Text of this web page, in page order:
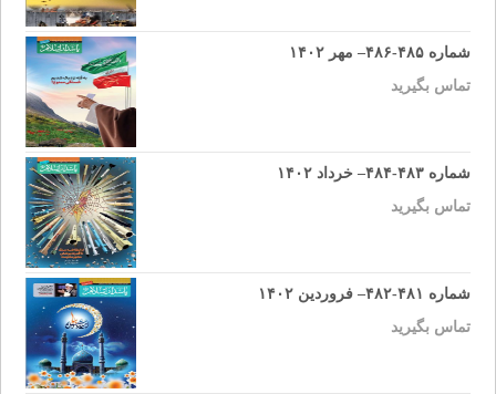
شماره ۴۸۵-۴۸۶– مهر ۱۴۰۲
تماس بگیرید
شماره ۴۸۳-۴۸۴– خرداد ۱۴۰۲
تماس بگیرید
شماره ۴۸۱-۴۸۲– فروردین ۱۴۰۲
تماس بگیرید